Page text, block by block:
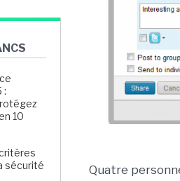
:
10
sécurité
Quatre